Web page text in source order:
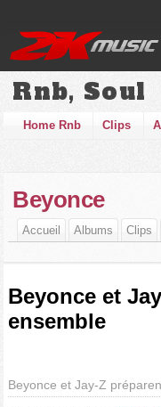
Rnb, Soul
Home Rnb Clips
Beyonce
Accueil Albums Clips
Beyonce et
ensemble
Beyonce et Jay-Z